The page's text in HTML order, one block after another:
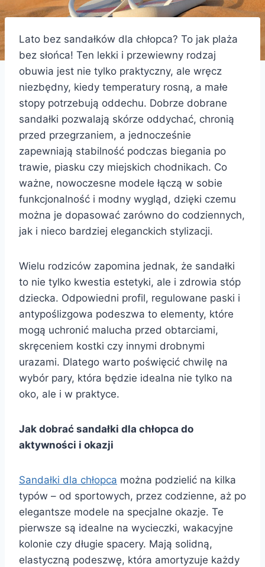
Lato bez sandałków dla chłopca? To jak plaża
bez słońca! Ten lekki i przewiewny rodzaj
obuwia jest nie tylko praktyczny, ale wręcz
niezbędny, kiedy temperatury rosną, a małe
stopy potrzebują oddechu. Dobrze dobrane
sandałki pozwalają skórze oddychać, chronią
przed przegrzaniem, a jednocześnie
zapewniają stabilność podczas biegania po
trawie, piasku czy miejskich chodnikach. Co
ważne, nowoczesne modele łączą w sobie
funkcjonalność i modny wygląd, dzięki czemu
można je dopasować zarówno do codziennych,
jak i nieco bardziej eleganckich stylizacji.
Wielu rodziców zapomina jednak, że sandałki
to nie tylko kwestia estetyki, ale i zdrowia stóp
dziecka. Odpowiedni profil, regulowane paski i
antypoślizgowa podeszwa to elementy, które
mogą uchronić malucha przed obtarciami,
skręceniem kostki czy innymi drobnymi
urazami. Dlatego warto poświęcić chwilę na
wybór pary, która będzie idealna nie tylko na
oko, ale i w praktyce.
Jak dobrać sandałki dla chłopca do
aktywności i okazji
Sandałki dla chłopca można podzielić na kilka
typów – od sportowych, przez codzienne, aż po
elegantsze modele na specjalne okazje. Te
pierwsze są idealne na wycieczki, wakacyjne
kolonie czy długie spacery. Mają solidną,
elastyczną podeszwę, która amortyzuje każdy